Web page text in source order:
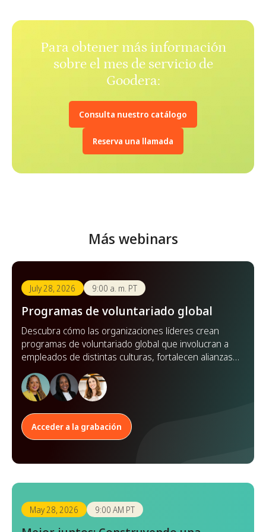
Para obtener más información
sobre el mes de servicio de
Goodera:
Consulta nuestro catálogo
Reserva una llamada
Más webinars
July 28, 2026 9:00 a. m. PT
Programas de voluntariado global
Descubra cómo las organizaciones líderes crean
programas de voluntariado global que involucran a
empleados de distintas culturas, fortalecen alianzas y
amplían su impacto en todo el mundo.
Acceder a la grabación
May 28, 2026 9:00 AM PT